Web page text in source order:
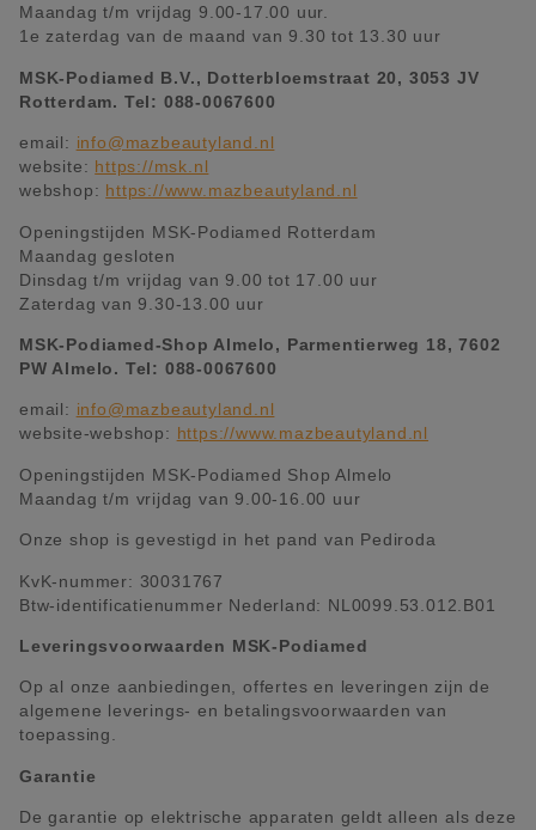
Maandag t/m vrijdag 9.00-17.00 uur.
1e zaterdag van de maand van 9.30 tot 13.30 uur
MSK-Podiamed B.V., Dotterbloemstraat 20, 3053 JV
Rotterdam. Tel: 088-0067600
email: info@mazbeautyland.nl
website: https://msk.nl
webshop: https://www.mazbeautyland.nl
Openingstijden MSK-Podiamed Rotterdam
Maandag gesloten
Dinsdag t/m vrijdag van 9.00 tot 17.00 uur
Zaterdag van 9.30-13.00 uur
MSK-Podiamed-Shop Almelo, Parmentierweg 18, 7602
PW Almelo. Tel: 088-0067600
email: info@mazbeautyland.nl
website-webshop: https://www.mazbeautyland.nl
Openingstijden MSK-Podiamed Shop Almelo
Maandag t/m vrijdag van 9.00-16.00 uur
Onze shop is gevestigd in het pand van Pediroda
KvK-nummer: 30031767
Btw-identificatienummer Nederland: NL0099.53.012.B01
Leveringsvoorwaarden MSK-Podiamed
Op al onze aanbiedingen, offertes en leveringen zijn de
algemene leverings- en betalingsvoorwaarden van
toepassing.
Garantie
De garantie op elektrische apparaten geldt alleen als deze